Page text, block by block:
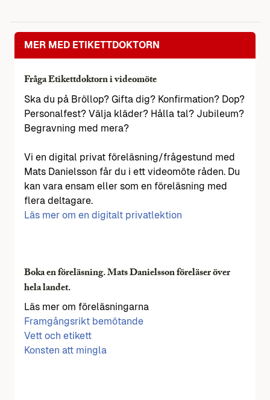
MER MED ETIKETTDOKTORN
Fråga Etikettdoktorn i videomöte
Ska du på Bröllop? Gifta dig? Konfirmation? Dop?
Personalfest? Välja kläder? Hålla tal? Jubileum?
Begravning med mera?
Vi en digital privat föreläsning/frågestund med
Mats Danielsson får du i ett videomöte råden. Du
kan vara ensam eller som en föreläsning med
flera deltagare.
Läs mer om en digitalt privatlektion
Boka en föreläsning. Mats Danielsson föreläser över
hela landet.
Läs mer om föreläsningarna
Framgångsrikt bemötande
Vett och etikett
Konsten att mingla